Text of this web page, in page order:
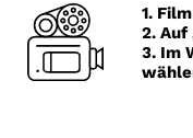
1.
2. Auf
3. Im